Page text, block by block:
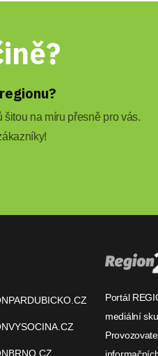
na míru přesně pro vás.
Portál
mediální